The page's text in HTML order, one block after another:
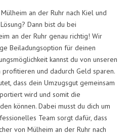
an der Ruhr nach Kiel und
Dann bist du bei
an der Ruhr genau richtig! Wir
Beiladungsoption für deinen
kannst du von unseren
und dadurch Geld sparen.
dass dein Umzugsgut gemeinsam
wird und somit die
können. Dabei musst du dich um
Team sorgt dafür, dass
von Mülheim an der Ruhr nach